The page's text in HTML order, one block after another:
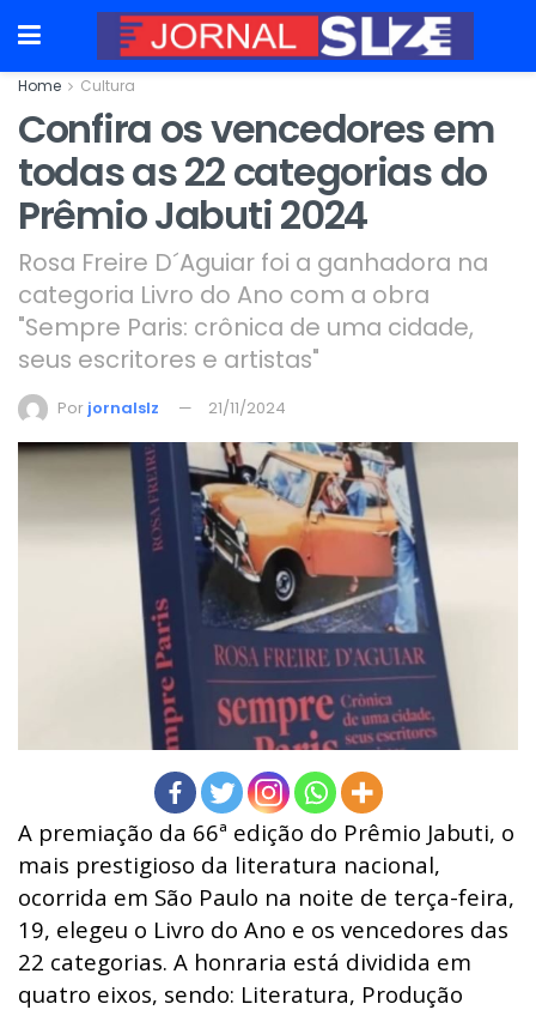
Home Cultura
Confira os vencedores em
todas as 22 categorias do
Prêmio Jabuti 2024
Rosa Freire D´Aguiar foi a ganhadora na
categoria Livro do Ano com a obra
"Sempre Paris: crônica de uma cidade,
seus escritores e artistas"
Por jornalslz 21/11/2024
A premiação da 66ª edição do Prêmio Jabuti, o
mais prestigioso da literatura nacional,
ocorrida em São Paulo na noite de terça-feira,
19, elegeu o Livro do Ano e os vencedores das
22 categorias. A honraria está dividida em
quatro eixos, sendo: Literatura, Produção